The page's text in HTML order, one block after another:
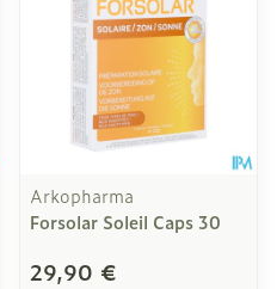
Arkopharma
Forsolar Soleil Caps 30
29,90 €